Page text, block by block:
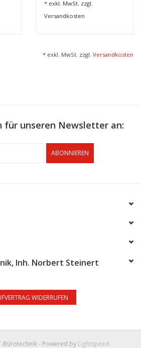
* exkl. MwSt. zzgl.
Versandkosten
* exkl. MwSt. zzgl. Versandkosten
für unseren Newsletter an:
ABONNIEREN
Inh. Norbert Steinert
WIDERRUFEN
Bürotechnik - Powered by Lightspeed